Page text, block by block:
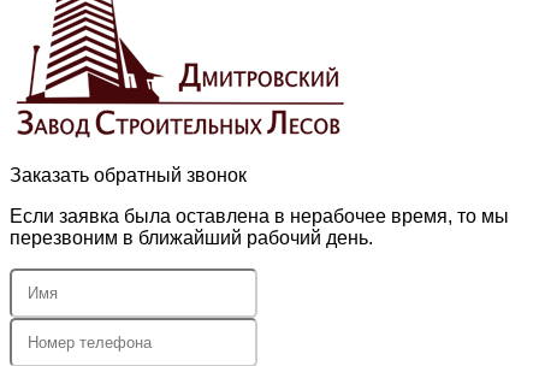
Заказать обратный звонок
Если заявка была оставлена в нерабочее время, то мы
перезвоним в ближайший рабочий день.